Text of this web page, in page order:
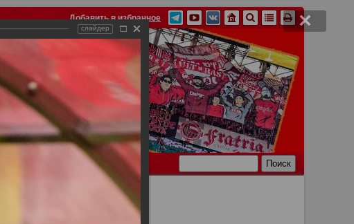
Добавить в избранное
Связь
слайдер